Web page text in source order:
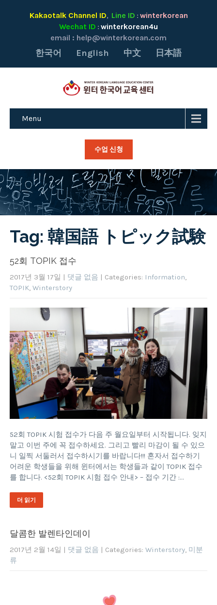
Kakaotalk Channel ID, Line ID : winterkorean
Wechat ID : winterkorean4u
email : help@winterkorean.com
한국어 English 中文 日本語
Menu
수업 신청
Tag: 韓国語 トピック試験
52회 TOPIK 접수
2017년 3월 17일 | 댓글 없음 | Categories: Information,
TOPIK, Winterstory
52회 TOPIK 시험 접수가 다음 주 월요일부터 시작됩니다. 잊지
말고 이번 주에 꼭 접수하세요. 그리고 빨리 마감이 될 수 있으
니 일찍 서둘러서 접수하시기를 바랍니다!!! 혼자서 접수하기
어려운 학생들을 위해 윈터에서는 학생들과 같이 TOPIK 접수
를 합니다. <52회 TOPIK 시험 접수 안내> – 접수 기간 :…
더 읽기
달콤한 발렌타인데이
2017년 2월 14일 | 댓글 없음 | Categories: Winterstory, 미분
류